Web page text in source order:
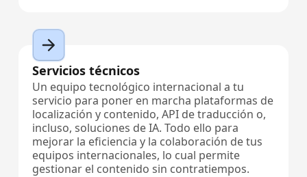
Servicios técnicos
Un equipo tecnológico internacional a tu
servicio para poner en marcha plataformas de
localización y contenido, API de traducción o,
incluso, soluciones de IA. Todo ello para
mejorar la eficiencia y la colaboración de tus
equipos internacionales, lo cual permite
gestionar el contenido sin contratiempos.